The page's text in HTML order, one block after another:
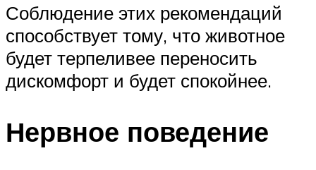
Соблюдение этих рекомендаций
способствует тому, что животное
будет терпеливее переносить
дискомфорт и будет спокойнее.
Нервное поведение